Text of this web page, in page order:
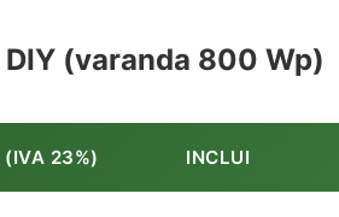
(varanda 800 Wp)
(IVA 23%) INCLUI